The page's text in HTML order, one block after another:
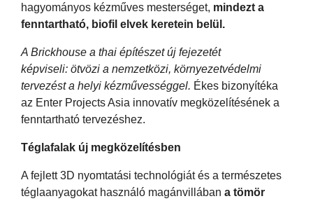
hagyományos kézműves mesterséget, mindezt a
fenntartható, biofil elvek keretein belül.
A Brickhouse a thai építészet új fejezetét
képviseli: ötvözi a nemzetközi, környezetvédelmi
tervezést a helyi kézművességgel. Ékes bizonyítéka
az Enter Projects Asia innovatív megközelítésének a
fenntartható tervezéshez.
Téglafalak új megközelítésben
A fejlett 3D nyomtatási technológiát és a természetes
téglaanyagokat használó magánvillában a tömör